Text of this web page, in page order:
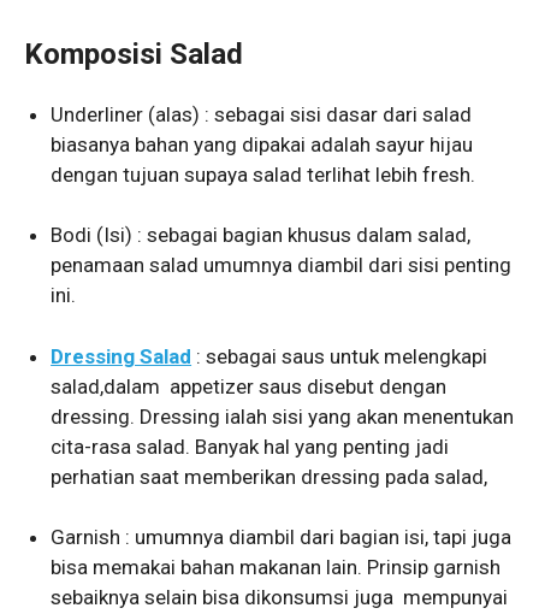
Komposisi Salad
Underliner (alas) : sebagai sisi dasar dari salad
biasanya bahan yang dipakai adalah sayur hijau
dengan tujuan supaya salad terlihat lebih fresh.
Bodi (Isi) : sebagai bagian khusus dalam salad,
penamaan salad umumnya diambil dari sisi penting
ini.
Dressing Salad : sebagai saus untuk melengkapi
salad,dalam appetizer saus disebut dengan
dressing. Dressing ialah sisi yang akan menentukan
cita-rasa salad. Banyak hal yang penting jadi
perhatian saat memberikan dressing pada salad,
Garnish : umumnya diambil dari bagian isi, tapi juga
bisa memakai bahan makanan lain. Prinsip garnish
sebaiknya selain bisa dikonsumsi juga mempunyai